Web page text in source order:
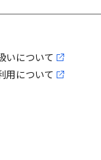
いについて
用について